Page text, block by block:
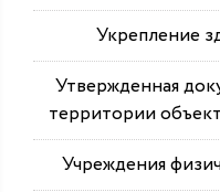
Укрепление
Утвержденная
территории
Учреждения